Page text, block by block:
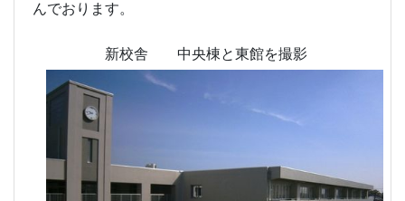
んでおります。
新校舎 中央棟と東館を撮影